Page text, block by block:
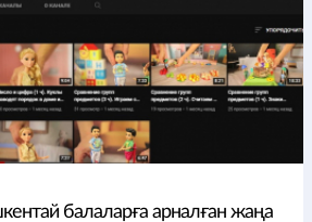
балаларға арналған жаңа